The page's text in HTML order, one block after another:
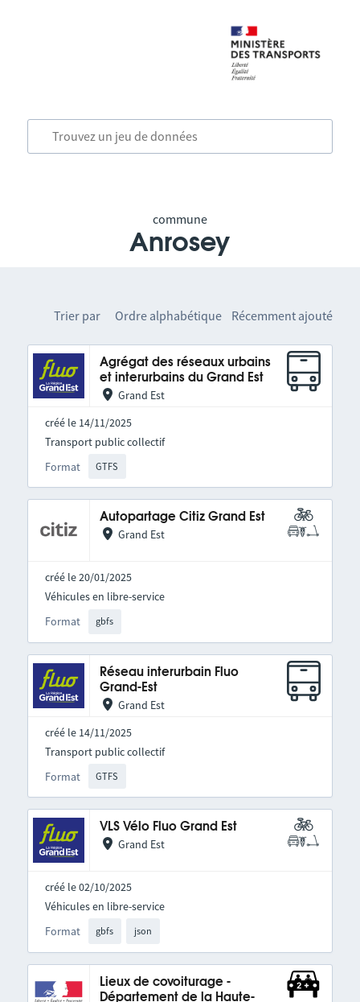
commune
Anrosey
Trier par Ordre alphabétique Récemment ajouté
Agrégat des réseaux urbains
et interurbains du Grand Est
Grand Est
créé le 14/11/2025
Format GTFS
Transport public collectif
Autopartage Citiz Grand Est
Grand Est
créé le 20/01/2025
Format gbfs
Véhicules en libre-service
Réseau interurbain Fluo
Grand-Est
Grand Est
créé le 14/11/2025
Format GTFS
Transport public collectif
VLS Vélo Fluo Grand Est
Grand Est
créé le 02/10/2025
Format gbfs json
Véhicules en libre-service
Lieux de covoiturage -
Département de la Haute-